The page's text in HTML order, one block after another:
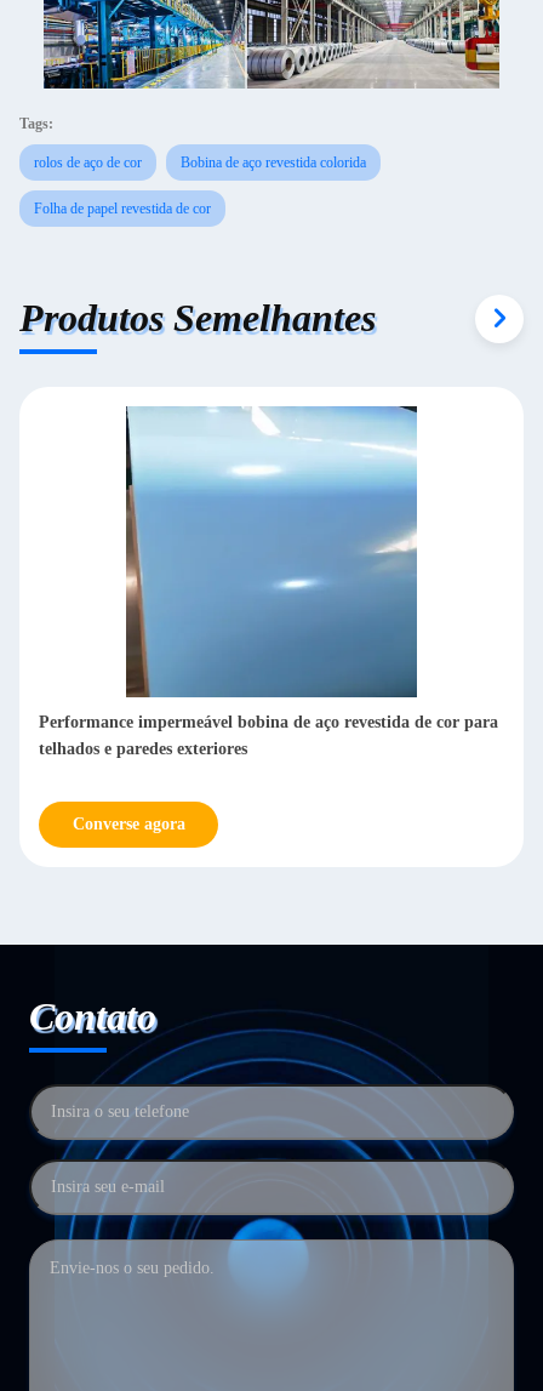
Tags:
rolos de aço de cor Bobina de aço revestida colorida
Folha de papel revestida de cor
Produtos Semelhantes
Performance impermeável bobina de aço revestida de cor para
telhados e paredes exteriores
Converse agora
Contato